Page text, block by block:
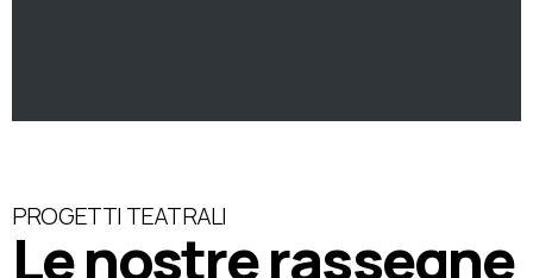
PROGETTI TEATRALI
Le nostre rassegne